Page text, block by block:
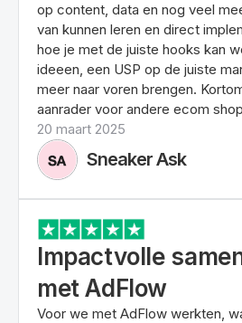
op content, data en nog veel
van kunnen leren en direct
hoe je met de juiste hooks kan
ideeen, een USP op de juiste
meer naar voren brengen.
aanrader voor andere ecom
20 maart 2025
Sneaker Ask
Impactvolle
met AdFlow
Voor we met AdFlow werkten,